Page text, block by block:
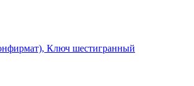
Ключ шестигранный